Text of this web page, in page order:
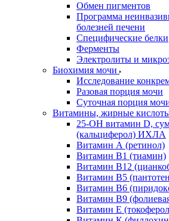
Обмен пигментов
Программа
болезней печени
Специфические белки
Ферменты
Электролиты и
Биохимия мочи
Исследование
Разовая порция мочи
Суточная порция
Витамины, жирные
25-OH витамин D,
(кальциферол) ИХЛА
Витамин А (ретинол)
Витамин В1 (тиамин)
Витамин В12
Витамин В5
Витамин В6
Витамин В9
Витамин Е